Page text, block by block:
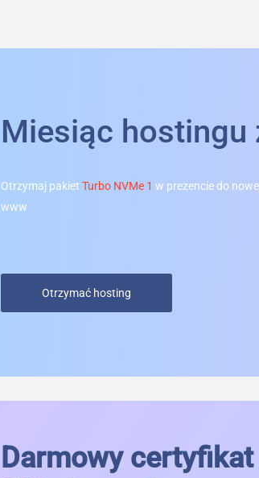
Miesiąc hostingu
Otrzymaj pakiet Turbo NVMe 1 w prezencie do
www
Otrzymać hosting
Darmowy certyfikat